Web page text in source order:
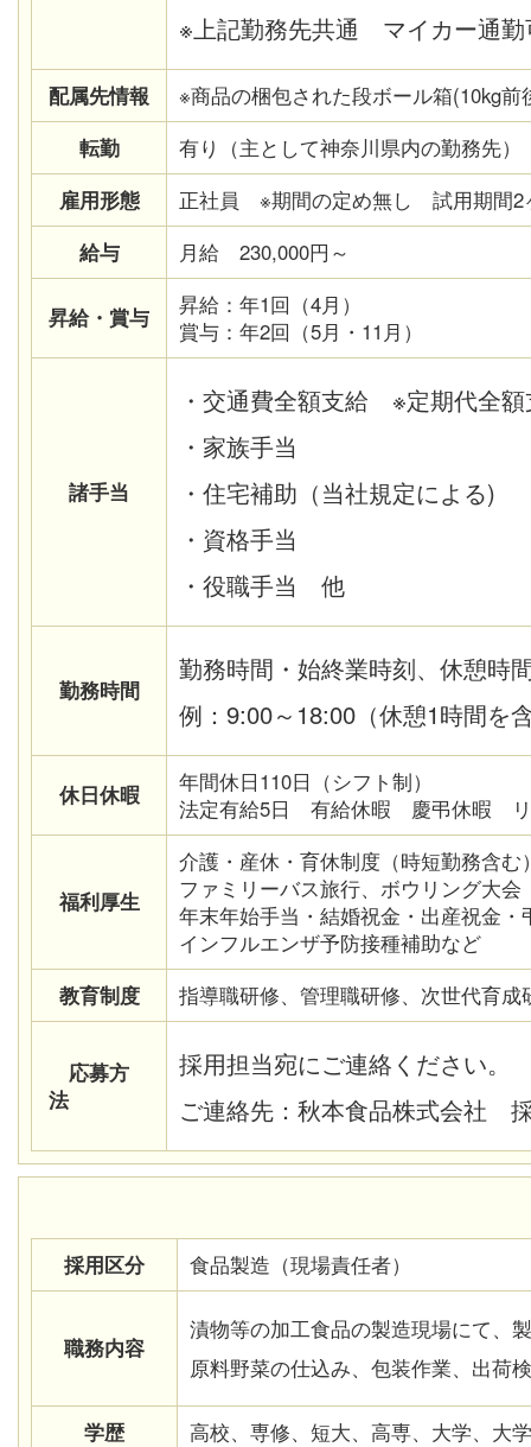
※上記勤務先共通 マイカー通勤
配属先情報
※商品の梱包された段ボール箱(10kg
転勤
有り（主として神奈川県内の勤務先）
雇用形態
正社員 ※期間の定め無し 試用期間2
給与
月給 230,000円～
昇給・賞与
昇給：年1回（4月）
賞与：年2回（5月・11月）
諸手当
・交通費全額支給 ※定期代全額
・家族手当
・住宅補助（当社規定による)
・資格手当
・役職手当 他
勤務時間
勤務時間・始終業時刻、休憩時
例：9:00～18:00（休憩1時間を
休日休暇
年間休日110日（シフト制）
法定有給5日 有給休暇 慶弔休暇 リ
福利厚生
介護・産休・育休制度（時短勤務含む
ファミリーバス旅行、ボウリング大会
年末年始手当・結婚祝金・出産祝金
インフルエンザ予防接種補助など
教育制度
指導職研修、管理職研修、次世代育
応募方
法
採用担当宛にご連絡ください。
ご連絡先：秋本食品株式会社
採用区分 食品製造（現場責任者）
職務内容
漬物等の加工食品の製造現場にて、
原料野菜の仕込み、包装作業、出荷
学歴 高校、専修、短大、高専、大学、大